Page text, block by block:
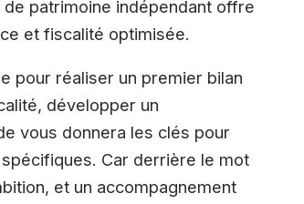
patrimoine indépendant offre
et fiscalité optimisée.
pour réaliser un premier bilan
développer un
vous donnera les clés pour
Car derrière le mot
et un accompagnement